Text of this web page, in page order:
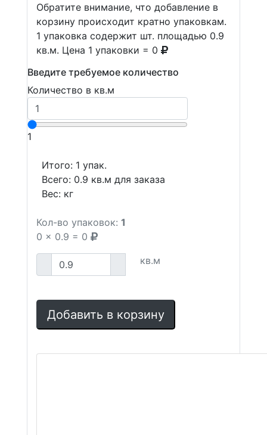
Обратите внимание, что добавление в
корзину происходит кратно упаковкам.
1 упаковка содержит шт. площадью 0.9
кв.м. Цена 1 упаковки = 0
Введите требуемое количество
Количество в кв.м
1
Итого: 1 упак.
Всего: 0.9 кв.м для заказа
Вес: кг
Кол-во упаковок: 1
0 x 0.9 = 0
кв.м
Добавить в корзину